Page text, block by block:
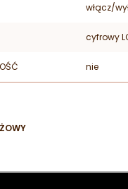
włącz/
cyfrowy
nie